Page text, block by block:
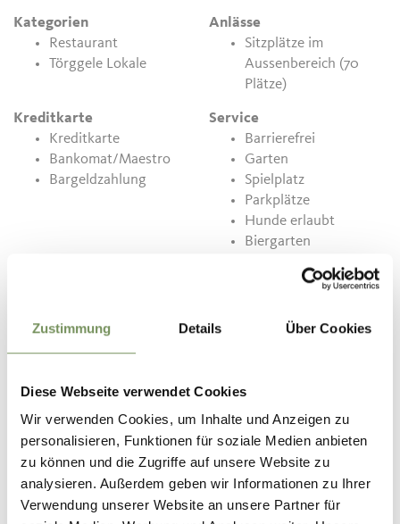
Zustimmung Details Über Cookies
Diese Webseite verwendet Cookies
Wir verwenden Cookies, um Inhalte und Anzeigen zu
personalisieren, Funktionen für soziale Medien anbieten
zu können und die Zugriffe auf unsere Website zu
analysieren. Außerdem geben wir Informationen zu Ihrer
Verwendung unserer Website an unsere Partner für
Kategorien
Restaurant
Törggele Lokale
Anlässe
Sitzplätze im
Aussenbereich (70
Plätze)
Kreditkarte
Kreditkarte
Bankomat/Maestro
Bargeldzahlung
Service
Barrierefrei
Garten
Spielplatz
Parkplätze
Hunde erlaubt
Biergarten
Geeignet für Busse
Warme Küche
Südtiroler
Internationale Küche
Wildspezialitäten
Grillspezialitäten
Spargelwochen
Wildwochen
Kindermenüs